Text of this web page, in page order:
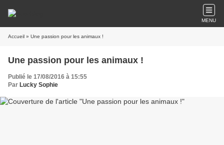
MENU
Accueil » Une passion pour les animaux !
Une passion pour les animaux !
Publié le 17/08/2016 à 15:55
Par Lucky Sophie